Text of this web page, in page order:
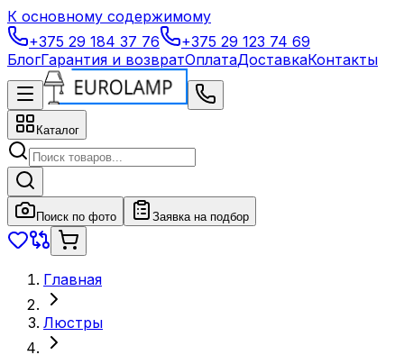
К основному содержимому
+375 29 184 37 76
+375 29 123 74 69
БлогГарантия и возвратОплатаДоставкаКонтакты
Каталог
Поиск по фото Заявка на подбор
Главная
Люстры